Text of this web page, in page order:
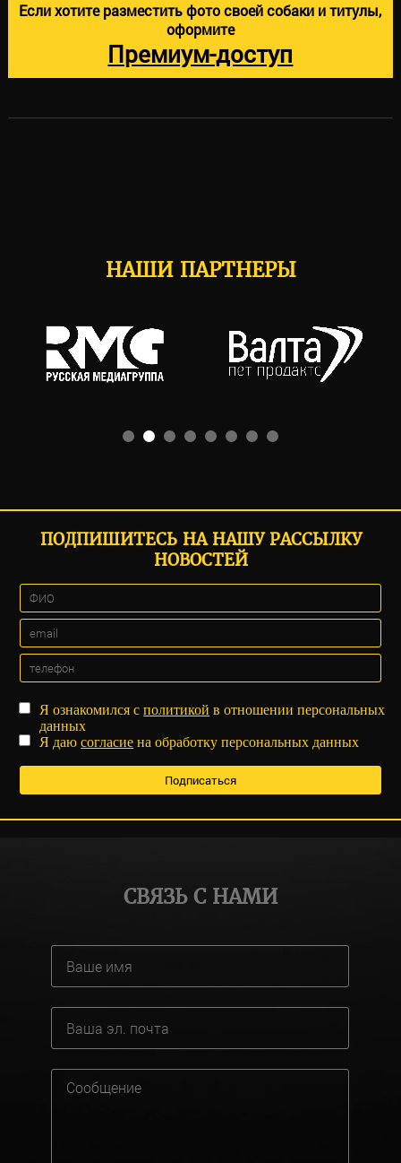
Если хотите разместить фото своей собаки и титулы,
оформите
Премиум-доступ
НАШИ ПАРТНЕРЫ
ПОДПИШИТЕСЬ НА НАШУ РАССЫЛКУ
НОВОСТЕЙ
Я ознакомился сполитикой в отношении персональных
данных
Я даюсогласие на обработку персональных данных
СВЯЗЬ С НАМИ